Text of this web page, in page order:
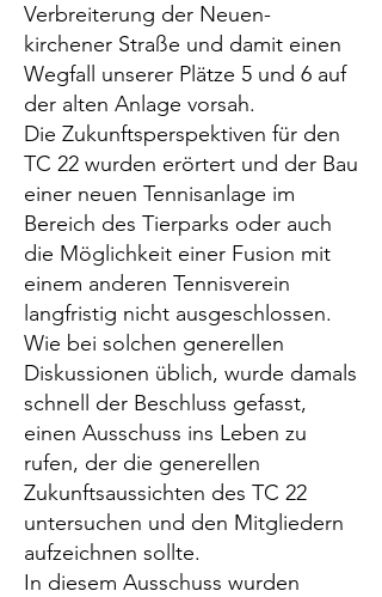
Verbreiterung der Neuen-
kirchener Straße und damit einen
Wegfall unserer Plätze 5 und 6 auf
der alten Anlage vorsah.
Die Zukunftsperspektiven für den
TC 22 wurden erörtert und der Bau
einer neuen Tennisanlage im
Bereich des Tierparks oder auch
die Möglichkeit einer Fusion mit
einem anderen Tennisverein
langfristig nicht ausgeschlossen.
Wie bei solchen generellen
Diskussionen üblich, wurde damals
schnell der Beschluss gefasst,
einen Ausschuss ins Leben zu
rufen, der die generellen
Zukunftsaussichten des TC 22
untersuchen und den Mitgliedern
aufzeichnen sollte.
In diesem Ausschuss wurden